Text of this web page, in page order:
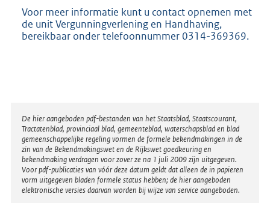
Voor meer informatie kunt u contact opnemen met
de unit Vergunningverlening en Handhaving,
bereikbaar onder telefoonnummer 0314-369369.
Disclaimer
De hier aangeboden pdf-bestanden van het Staatsblad, Staatscourant,
Tractatenblad, provinciaal blad, gemeenteblad, waterschapsblad en blad
gemeenschappelijke regeling vormen de formele bekendmakingen in de
zin van de Bekendmakingswet en de Rijkswet goedkeuring en
bekendmaking verdragen voor zover ze na 1 juli 2009 zijn uitgegeven.
Voor pdf-publicaties van vóór deze datum geldt dat alleen de in papieren
vorm uitgegeven bladen formele status hebben; de hier aangeboden
elektronische versies daarvan worden bij wijze van service aangeboden.